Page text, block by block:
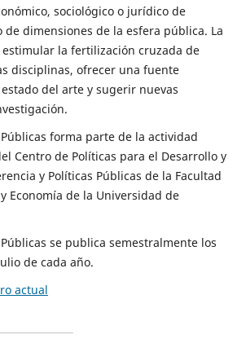
sociológico o jurídico de
de dimensiones de la esfera pública. La
la fertilización cruzada de
disciplinas, ofrecer una fuente
del arte y sugerir nuevas
forma parte de la actividad
Centro de Políticas para el Desarrollo y
y Políticas Públicas de la Facultad
Economía de la Universidad de
se publica semestralmente los
de cada año.
actual